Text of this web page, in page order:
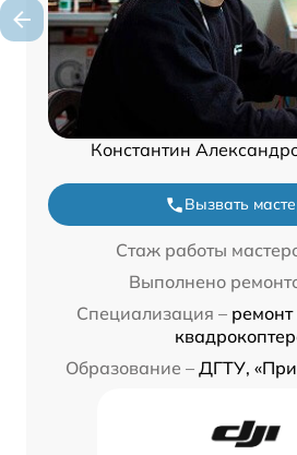
Константин
Вызвать
Стаж работы
Выполнено
Специализация –
Образование – ДГТУ,